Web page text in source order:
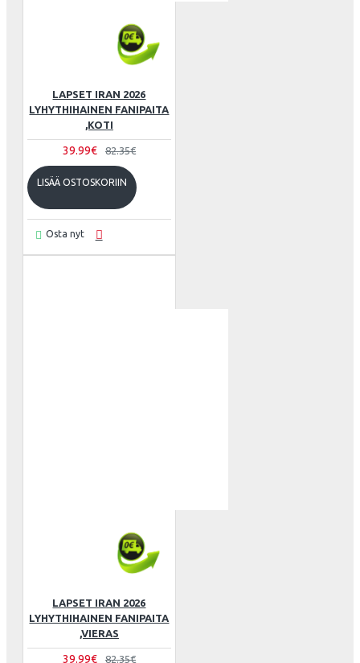
LAPSET IRAN 2026
LYHYTHIHAINEN FANIPAITA
,KOTI
39.99€ 82.35€
LISÄÄ OSTOSKORIIN
Osta nyt
LAPSET IRAN 2026
LYHYTHIHAINEN FANIPAITA
,VIERAS
39.99€ 82.35€